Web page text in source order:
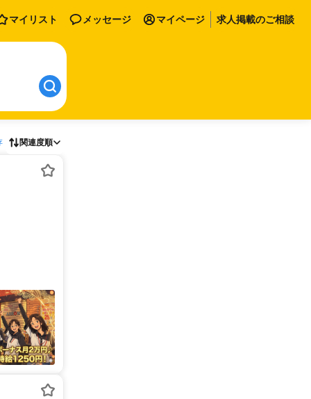
マイリスト メッセージ マイページ 求人掲載のご相談
関連度順